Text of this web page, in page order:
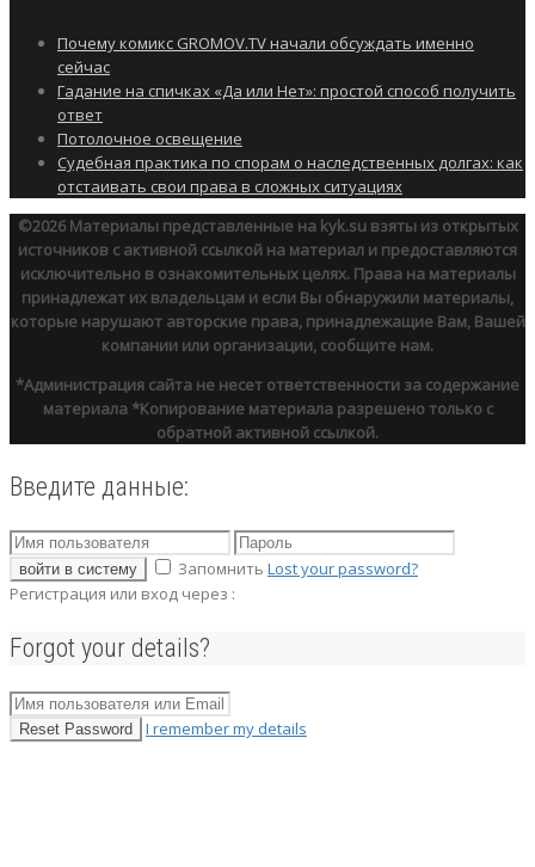
Почему комикс GROMOV.TV начали обсуждать именно
сейчас
Гадание на спичках «Да или Нет»: простой способ получить
ответ
Потолочное освещение
Судебная практика по спорам о наследственных долгах: как
отстаивать свои права в сложных ситуациях
©2026Материалы представленные на kyk.su взяты из открытых
источников с активной ссылкой на материал и предоставляются
исключительно в ознакомительных целях. Права на материалы
принадлежат их владельцам и если Вы обнаружили материалы,
которые нарушают авторские права, принадлежащие Вам, Вашей
компании или организации, сообщите нам.
*Администрация сайта не несет ответственности за содержание
материала *Копирование материала разрешено только с
обратной активной ссылкой.
Введите данные:
войти в систему Запомнить Lost your password?
Регистрация или вход через :
Forgot your details?
Reset Password I remember my details